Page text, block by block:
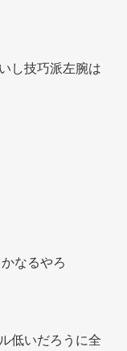
し技巧派左腕は
なるやろ
低いだろうに全